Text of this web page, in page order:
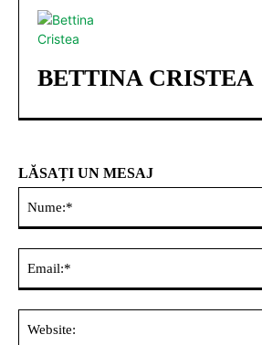
BETTINA CRISTEA
LĂSAȚI UN MESAJ